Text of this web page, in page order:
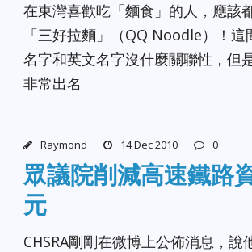
在東灣喜歡吃「麵食」的人，應該
「三好拉麵」（QQ Noodle）！這
名字和英文名字沒什麼關聯性，但
非常出名
Raymond 14 Dec 2010 0
眾議院削減高速鐵路
元
CHSRA剛剛在微博上公佈消息，說